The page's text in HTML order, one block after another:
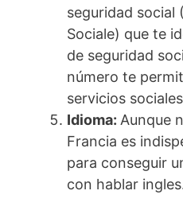
seguridad social
Sociale) que te
de seguridad
número te
servicios
Idioma: Aunque
Francia es
para conseguir
con hablar